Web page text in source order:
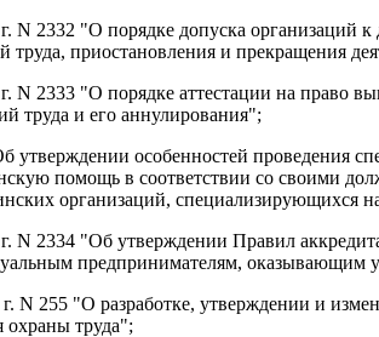
N 2332 "О порядке допуска организаций
приостановления и прекращения
N 2333 "О порядке аттестации на право
труда и его аннулирования";
особенностей проведения
помощь в соответствии со своими
организаций, специализирующихся
N 2334 "Об утверждении Правил
предпринимателям, оказывающим
N 255 "О разработке, утверждении и
охраны труда";